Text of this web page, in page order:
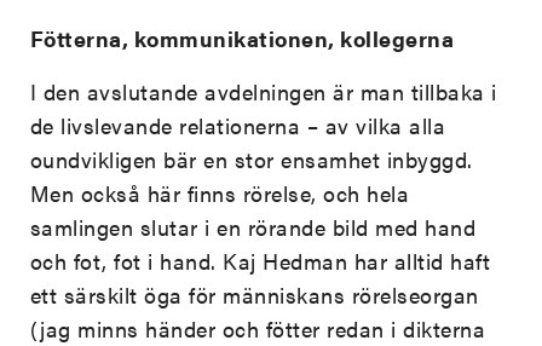
Fötterna, kommunikationen, kollegerna
I den avslutande avdelningen är man tillbaka i
de livslevande relationerna – av vilka alla
oundvikligen bär en stor ensamhet inbyggd.
Men också här finns rörelse, och hela
samlingen slutar i en rörande bild med hand
och fot, fot i hand. Kaj Hedman har alltid haft
ett särskilt öga för människans rörelseorgan
(jag minns händer och fötter redan i dikterna